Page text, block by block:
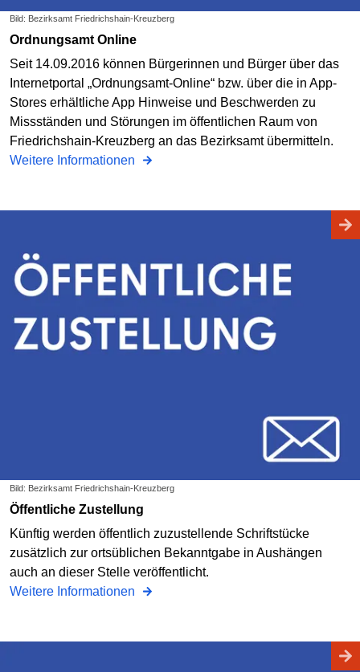
Bild: Bezirksamt Friedrichshain-Kreuzberg
Ordnungsamt Online
Seit 14.09.2016 können Bürgerinnen und Bürger über das
Internetportal „Ordnungsamt-Online“ bzw. über die in App-
Stores erhältliche App Hinweise und Beschwerden zu
Missständen und Störungen im öffentlichen Raum von
Friedrichshain-Kreuzberg an das Bezirksamt übermitteln.
Weitere Informationen
Bild: Bezirksamt Friedrichshain-Kreuzberg
Öffentliche Zustellung
Künftig werden öffentlich zuzustellende Schriftstücke
zusätzlich zur ortsüblichen Bekanntgabe in Aushängen
auch an dieser Stelle veröffentlicht.
Weitere Informationen